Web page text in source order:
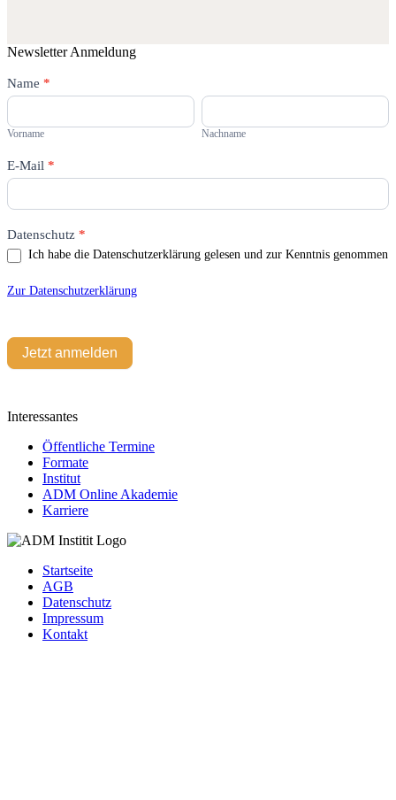
Newsletter Anmeldung
Newsletter
Name *
Vorname
Vorname
Nachname
Nachname
E-Mail *
Datenschutz *
Ich habe die Datenschutzerklärung gelesen und zur Kenntnis genommen
Zur Datenschutzerklärung
Jetzt anmelden
Falls
Du
bist,
dieses
Feld
Interessantes
Öffentliche Termine
Formate
Institut
ADM Online Akademie
Karriere
Startseite
AGB
Datenschutz
Impressum
Kontakt